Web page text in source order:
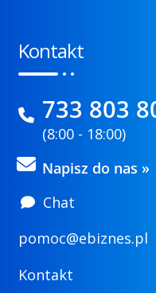
Kontakt
733 803
(8:00 - 18:00)
Napisz do nas »
Chat
pomoc@ebiznes.pl
Kontakt